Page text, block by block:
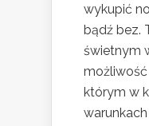
wykupić
bądź bez.
świetnym
którym w
warunkach